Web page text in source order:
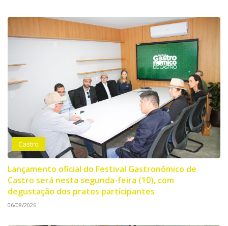
Castro
Lançamento oficial do Festival Gastronômico de
Castro será nesta segunda-feira (10), com
degustação dos pratos participantes
06/08/2026